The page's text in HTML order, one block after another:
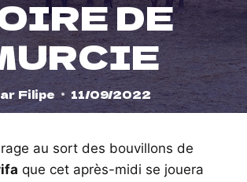
DE
Filipe 11/09/2022
au sort des bouvillons de
que cet après-midi se jouera